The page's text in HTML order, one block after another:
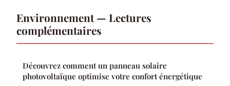
Environnement — Lectures
complémentaires
Découvrez comment un panneau solaire
photovoltaïque optimise votre confort énergétique